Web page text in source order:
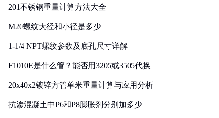
201不锈钢重量计算方法大全
M20螺纹大径和小径是多少
1-1/4 NPT螺纹参数及底孔尺寸详解
F1010E是什么管？能否用3205或3505代换
20x40x2镀锌方管单米重量计算与应用分析
抗渗混凝土中P6和P8膨胀剂分别加多少